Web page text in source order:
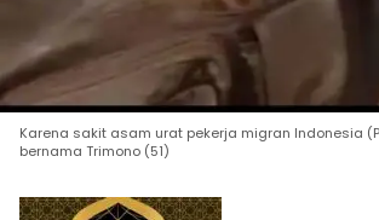
Karena sakit asam urat pekerja migran Indonesia
bernama Trimono (51)